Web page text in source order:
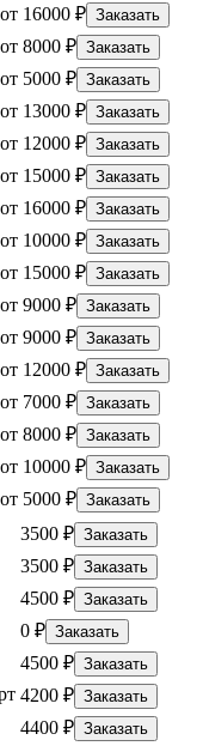
от 16000 ₽ Заказать
от 8000 ₽ Заказать
от 5000 ₽ Заказать
от 13000 ₽ Заказать
от 12000 ₽ Заказать
от 15000 ₽ Заказать
от 16000 ₽ Заказать
от 10000 ₽ Заказать
от 15000 ₽ Заказать
от 9000 ₽ Заказать
от 9000 ₽ Заказать
от 12000 ₽ Заказать
от 7000 ₽ Заказать
от 8000 ₽ Заказать
от 10000 ₽ Заказать
от 5000 ₽ Заказать
3500 ₽ Заказать
3500 ₽ Заказать
4500 ₽ Заказать
0 ₽ Заказать
4500 ₽ Заказать
4200 ₽ Заказать
4400 ₽ Заказать